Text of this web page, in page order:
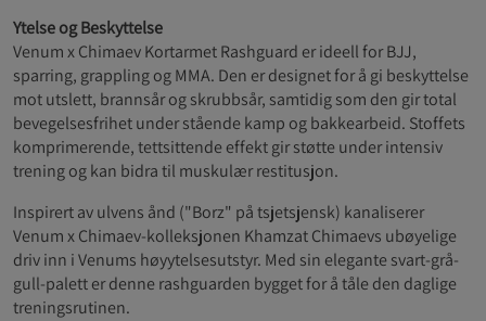
Ytelse og Beskyttelse
Venum x Chimaev Kortarmet Rashguard er ideell for BJJ,
sparring, grappling og MMA. Den er designet for å gi beskyttelse
mot utslett, brannsår og skrubbsår, samtidig som den gir total
bevegelsesfrihet under stående kamp og bakkearbeid. Stoffets
komprimerende, tettsittende effekt gir støtte under intensiv
trening og kan bidra til muskulær restitusjon.
Inspirert av ulvens ånd ("Borz" på tsjetsjensk) kanaliserer
Venum x Chimaev-kolleksjonen Khamzat Chimaevs ubøyelige
driv inn i Venums høyytelsesutstyr. Med sin elegante svart-grå-
gull-palett er denne rashguarden bygget for å tåle den daglige
treningsrutinen.